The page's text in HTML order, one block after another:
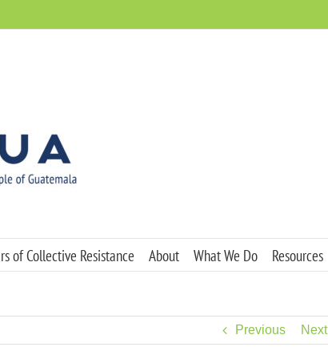
of Collective Resistance About What We Do Resources
Previous Next